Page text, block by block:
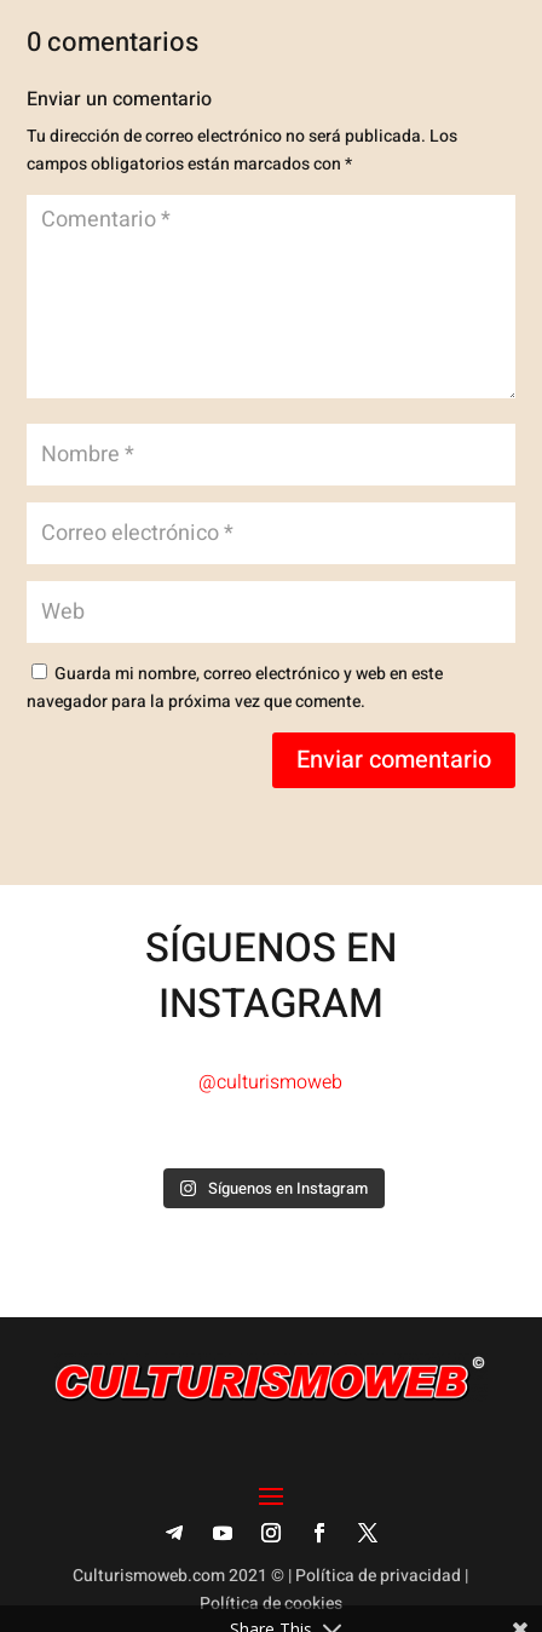
0 comentarios
Enviar un comentario
Tu dirección de correo electrónico no será publicada. Los
campos obligatorios están marcados con*
Guarda mi nombre, correo electrónico y web en este
navegador para la próxima vez que comente.
Enviar comentario
SÍGUENOS EN
INSTAGRAM
@culturismoweb
Síguenos en Instagram
Culturismoweb.com 2021 © |Política de privacidad |
Política de cookies